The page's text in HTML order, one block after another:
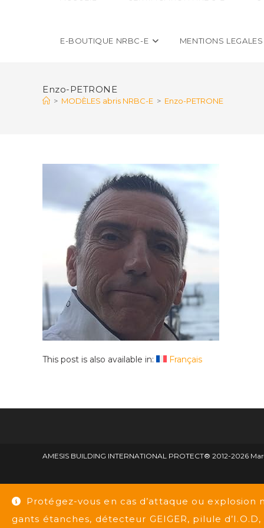
Protégez-vous en cas d’attaque ou explosion
gants étanches, détecteur GEIGER, pilule
E-BOUTIQUE NRBC-E MENTIONS LEGALES
Enzo-PETRONE
> MODÈLES abris NRBC-E > Enzo-PETRONE
This post is also available in: Français
AMESIS BUILDING INTERNATIONAL PROTECT® 2012-2026